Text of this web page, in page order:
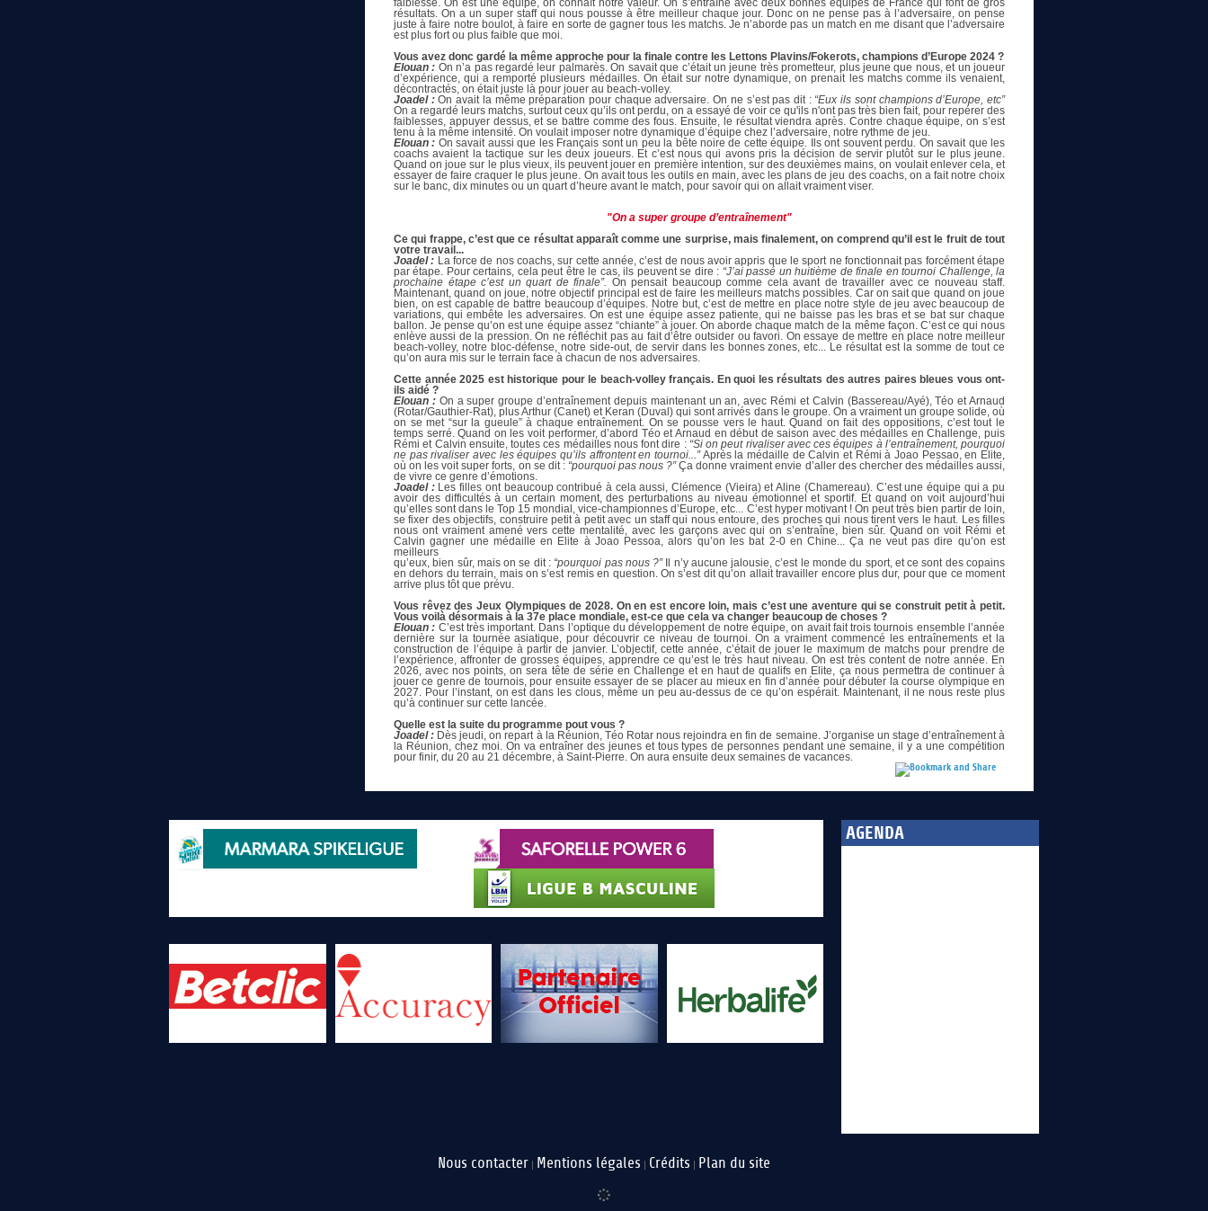
faiblesse. On est une équipe, on connaît notre valeur. On s’entraîne avec deux bonnes équipes de France qui font de gros
résultats. On a un super staff qui nous pousse à être meilleur chaque jour. Donc on ne pense pas à l’adversaire, on pense
juste à faire notre boulot, à faire en sorte de gagner tous les matchs. Je n’aborde pas un match en me disant que l’adversaire
est plus fort ou plus faible que moi.
Vous avez donc gardé la même approche pour la finale contre les Lettons Plavins/Fokerots, champions d’Europe 2024 ?
Elouan : On n’a pas regardé leur palmarès. On savait que c’était un jeune très prometteur, plus jeune que nous, et un joueur
d’expérience, qui a remporté plusieurs médailles. On était sur notre dynamique, on prenait les matchs comme ils venaient,
décontractés, on était juste là pour jouer au beach-volley.
Joadel :On avait la même préparation pour chaque adversaire. On ne s’est pas dit : “Eux ils sont champions d’Europe, etc”
On a regardé leurs matchs, surtout ceux qu’ils ont perdu, on a essayé de voir ce qu'ils n'ont pas très bien fait, pour repérer des
faiblesses, appuyer dessus, et se battre comme des fous. Ensuite, le résultat viendra après. Contre chaque équipe, on s’est
tenu à la même intensité. On voulait imposer notre dynamique d’équipe chez l’adversaire, notre rythme de jeu.
Elouan : On savait aussi que les Français sont un peu la bête noire de cette équipe. Ils ont souvent perdu. On savait que les
coachs avaient la tactique sur les deux joueurs. Et c’est nous qui avons pris la décision de servir plutôt sur le plus jeune.
Quand on joue sur le plus vieux, ils peuvent jouer en première intention, sur des deuxièmes mains, on voulait enlever cela, et
essayer de faire craquer le plus jeune. On avait tous les outils en main, avec les plans de jeu des coachs, on a fait notre choix
sur le banc, dix minutes ou un quart d’heure avant le match, pour savoir qui on allait vraiment viser.
"On a super groupe d’entraînement"
Ce qui frappe, c’est que ce résultat apparaît comme une surprise, mais finalement, on comprend qu’il est le fruit de tout
votre travail...
Joadel : La force de nos coachs, sur cette année, c’est de nous avoir appris que le sport ne fonctionnait pas forcément étape
par étape. Pour certains, cela peut être le cas, ils peuvent se dire : “J’ai passé un huitième de finale en tournoi Challenge, la
prochaine étape c’est un quart de finale”. On pensait beaucoup comme cela avant de travailler avec ce nouveau staff.
Maintenant, quand on joue, notre objectif principal est de faire les meilleurs matchs possibles. Car on sait que quand on joue
bien, on est capable de battre beaucoup d’équipes. Notre but, c’est de mettre en place notre style de jeu avec beaucoup de
variations, qui embête les adversaires. On est une équipe assez patiente, qui ne baisse pas les bras et se bat sur chaque
ballon. Je pense qu’on est une équipe assez “chiante” à jouer. On aborde chaque match de la même façon. C’est ce qui nous
enlève aussi de la pression. On ne réfléchit pas au fait d’être outsider ou favori. On essaye de mettre en place notre meilleur
beach-volley, notre bloc-défense, notre side-out, de servir dans les bonnes zones, etc... Le résultat est la somme de tout ce
qu’on aura mis sur le terrain face à chacun de nos adversaires.
Cette année 2025 est historique pour le beach-volley français. En quoi les résultats des autres paires bleues vous ont-
ils aidé ?
Elouan :On a super groupe d’entraînement depuis maintenant un an, avec Rémi et Calvin (Bassereau/Ayé), Téo et Arnaud
(Rotar/Gauthier-Rat), plus Arthur (Canet) et Keran (Duval) qui sont arrivés dans le groupe. On a vraiment un groupe solide, où
on se met “sur la gueule” à chaque entraînement. On se pousse vers le haut. Quand on fait des oppositions, c’est tout le
temps serré. Quand on les voit performer, d’abord Téo et Arnaud en début de saison avec des médailles en Challenge, puis
Rémi et Calvin ensuite, toutes ces médailles nous font dire : “Si on peut rivaliser avec ces équipes à l’entraînement, pourquoi
ne pas rivaliser avec les équipes qu’ils affrontent en tournoi...”Après la médaille de Calvin et Rémi à Joao Pessao, en Elite,
où on les voit super forts, on se dit : “pourquoi pas nous ?”Ça donne vraiment envie d’aller des chercher des médailles aussi,
de vivre ce genre d’émotions.
Joadel : Les filles ont beaucoup contribué à cela aussi, Clémence (Vieira) et Aline (Chamereau). C’est une équipe qui a pu
avoir des difficultés à un certain moment, des perturbations au niveau émotionnel et sportif. Et quand on voit aujourd’hui
qu’elles sont dans le Top 15 mondial, vice-championnes d’Europe, etc... C’est hyper motivant ! On peut très bien partir de loin,
se fixer des objectifs, construire petit à petit avec un staff qui nous entoure, des proches qui nous tirent vers le haut. Les filles
nous ont vraiment amené vers cette mentalité, avec les garçons avec qui on s’entraîne, bien sûr. Quand on voit Rémi et
Calvin gagner une médaille en Elite à Joao Pessoa, alors qu’on les bat 2-0 en Chine... Ça ne veut pas dire qu’on est
meilleurs
qu’eux, bien sûr, mais on se dit : “pourquoi pas nous ?”Il n’y aucune jalousie, c’est le monde du sport, et ce sont des copains
en dehors du terrain, mais on s’est remis en question. On s’est dit qu’on allait travailler encore plus dur, pour que ce moment
arrive plus tôt que prévu.
Vous rêvez des Jeux Olympiques de 2028. On en est encore loin, mais c’est une aventure qui se construit petit à petit.
Vous voilà désormais à la 37e place mondiale, est-ce que cela va changer beaucoup de choses ?
Elouan : C’est très important. Dans l’optique du développement de notre équipe, on avait fait trois tournois ensemble l’année
dernière sur la tournée asiatique, pour découvrir ce niveau de tournoi. On a vraiment commencé les entraînements et la
construction de l’équipe à partir de janvier. L’objectif, cette année, c’était de jouer le maximum de matchs pour prendre de
l’expérience, affronter de grosses équipes, apprendre ce qu’est le très haut niveau. On est très content de notre année. En
2026, avec nos points, on sera tête de série en Challenge et en haut de qualifs en Elite, ça nous permettra de continuer à
jouer ce genre de tournois, pour ensuite essayer de se placer au mieux en fin d’année pour débuter la course olympique en
2027. Pour l’instant, on est dans les clous, même un peu au-dessus de ce qu’on espérait. Maintenant, il ne nous reste plus
qu’à continuer sur cette lancée.
Quelle est la suite du programme pout vous ?
Joadel : Dès jeudi, on repart à la Réunion, Téo Rotar nous rejoindra en fin de semaine. J’organise un stage d’entraînement à
la Réunion, chez moi. On va entraîner des jeunes et tous types de personnes pendant une semaine, il y a une compétition
pour finir, du 20 au 21 décembre, à Saint-Pierre. On aura ensuite deux semaines de vacances.
AGENDA
Nous contacter | Mentions légales | Crédits | Plan du site